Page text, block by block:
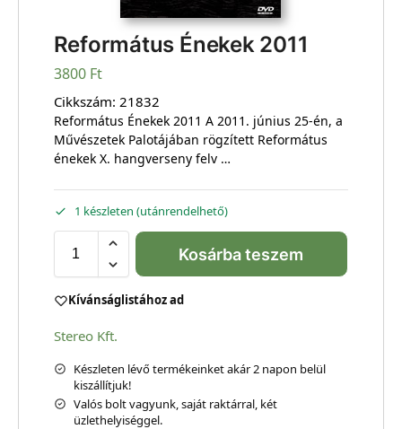
Református Énekek 2011
3800 Ft
Cikkszám: 21832
Református Énekek 2011 A 2011. június 25-én, a
Művészetek Palotájában rögzített Református
énekek X. hangverseny felv …
1 készleten (utánrendelhető)
Kosárba teszem
Kívánságlistához ad
Stereo Kft.
Készleten lévő termékeinket akár 2 napon belül
kiszállítjuk!
Valós bolt vagyunk, saját raktárral, két
üzlethelyiséggel.